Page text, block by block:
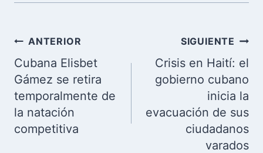
Navegación
de
entradas
ANTERIOR
Cubana Elisbet
Gámez se retira
temporalmente de
la natación
competitiva
SIGUIENTE
Crisis en Haití: el
gobierno cubano
inicia la
evacuación de sus
ciudadanos
varados